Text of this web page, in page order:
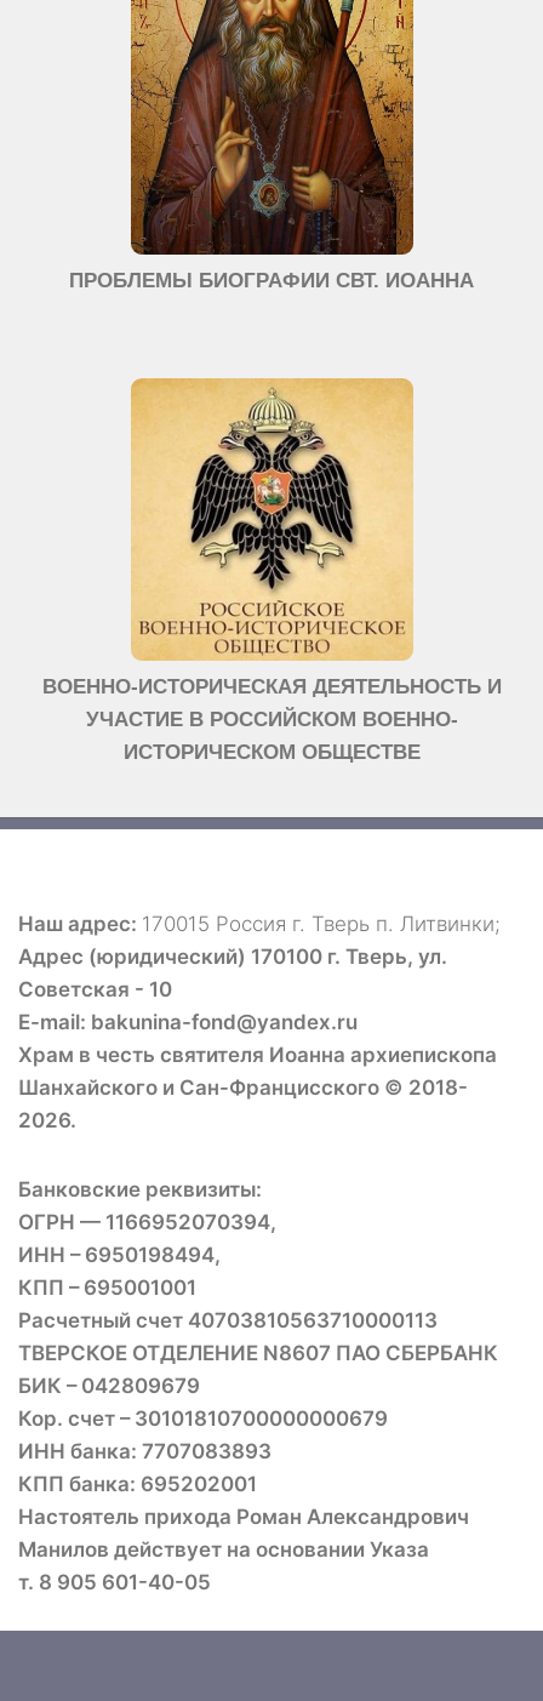
ПРОБЛЕМЫ БИОГРАФИИ СВТ. ИОАННА
ВОЕННО-ИСТОРИЧЕСКАЯ ДЕЯТЕЛЬНОСТЬ И
УЧАСТИЕ В РОССИЙСКОМ ВОЕННО-
ИСТОРИЧЕСКОМ ОБЩЕСТВЕ
Наш адрес: 170015 Россия г. Тверь п. Литвинки;
Адрес (юридический) 170100 г. Тверь, ул.
Советская - 10
E-mail: bakunina-fond@yandex.ru
Храм в честь святителя Иоанна архиепископа
Шанхайского и Сан-Францисского © 2018-
2026.
Банковские реквизиты:
ОГРН — 1166952070394,
ИНН – 6950198494,
КПП – 695001001
Расчетный счет 40703810563710000113
ТВЕРСКОЕ ОТДЕЛЕНИЕ N8607 ПАО СБЕРБАНК
БИК – 042809679
Кор. счет – 30101810700000000679
ИНН банка: 7707083893
КПП банка: 695202001
Настоятель прихода Роман Александрович
Манилов действует на основании Указа
т. 8 905 601-40-05